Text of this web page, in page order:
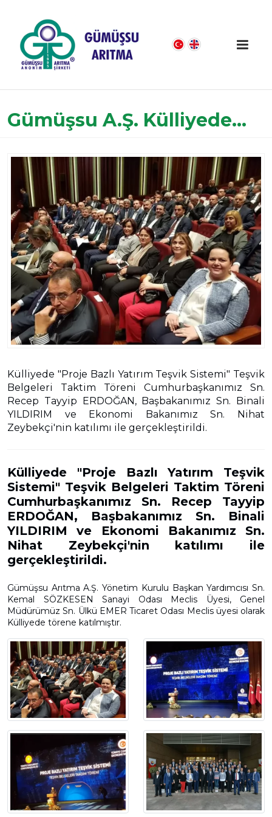
Gümüşsu A.Ş. Külliyede...
Külliyede "Proje Bazlı Yatırım Teşvik Sistemi" Teşvik
Belgeleri Taktim Töreni Cumhurbaşkanımız Sn.
Recep Tayyip ERDOĞAN, Başbakanımız Sn. Binali
YILDIRIM ve Ekonomi Bakanımız Sn. Nihat
Zeybekçi'nin katılımı ile gerçekleştirildi.
Külliyede "Proje Bazlı Yatırım Teşvik
Sistemi" Teşvik Belgeleri Taktim Töreni
Cumhurbaşkanımız Sn. Recep Tayyip
ERDOĞAN, Başbakanımız Sn. Binali
YILDIRIM ve Ekonomi Bakanımız Sn.
Nihat Zeybekçi'nin katılımı ile
gerçekleştirildi.
Gümüşsu Arıtma A.Ş. Yönetim Kurulu Başkan Yardımcısı Sn.
Kemal SÖZKESEN Sanayi Odası Meclis Üyesi, Genel
Müdürümüz Sn. Ülkü EMER Ticaret Odası Meclis üyesi olarak
Külliyede törene katılmıştır.